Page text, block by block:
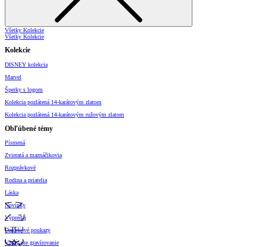
Všetky Kolekcie
Všetky Kolekcie
Kolekcie
DISNEY kolekcia
Marvel
Šperky s logom
Kolekcia pozlátená 14-karátovým zlatom
Kolekcia pozlátená 14-karátovým ružovým zlatom
Obľúbené témy
Písmená
Zvieratá a maznáčikovia
Rozprávkové
Rodina a priatelia
Láska
Novinky
Výpredaj
Darčekové poukazy
Vzory pre gravírovanie